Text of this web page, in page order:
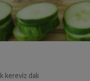
kereviz dalı